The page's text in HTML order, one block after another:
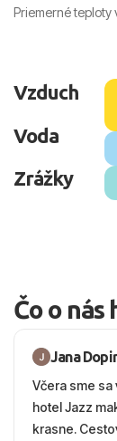
Priemerné
Vzduch
Voda
Zrážky
Čo o nás
Jana
Včera sme sa
hotel Jazz
krasne.